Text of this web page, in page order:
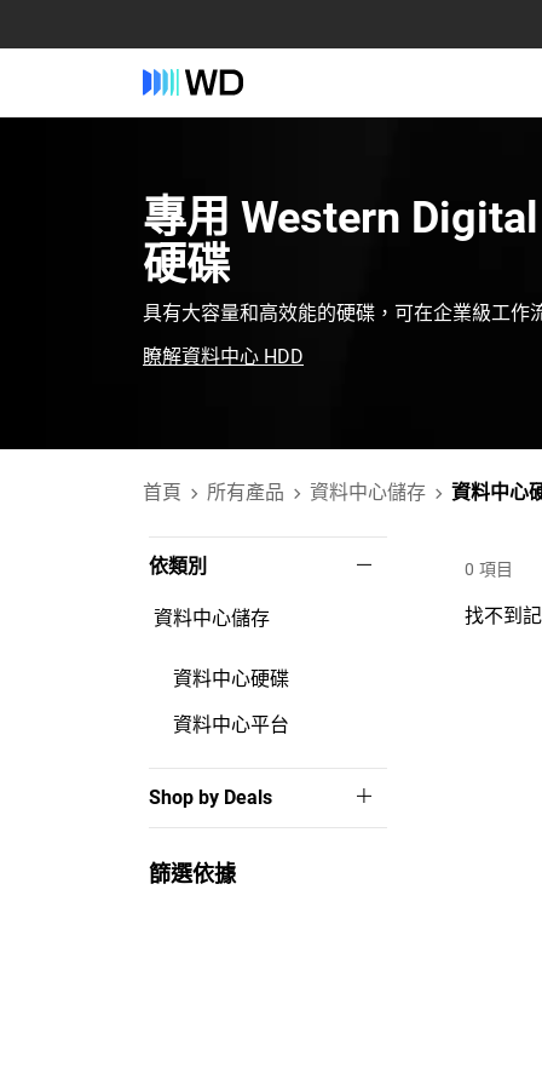
專用‎ Western
硬碟‎
具有大容量和高效能的硬碟，可在企業級工作
瞭解資料中心 HDD
首頁 所有產品 資料中心儲存 資料中心
依類別
資料中心儲存
資料中心硬碟
資料中心平台
Shop by Deals
篩選依據
0 項目
找不到